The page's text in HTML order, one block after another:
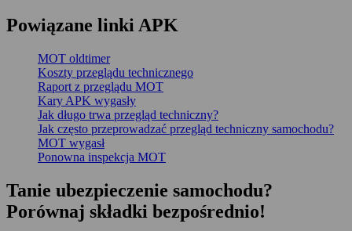
Powiązane linki APK
MOT oldtimer
Koszty przeglądu technicznego
Raport z przeglądu MOT
Kary APK wygasły
Jak długo trwa przegląd techniczny?
Jak często przeprowadzać przegląd techniczny samochodu?
MOT wygasł
Ponowna inspekcja MOT
Tanie ubezpieczenie samochodu?
Porównaj składki bezpośrednio!